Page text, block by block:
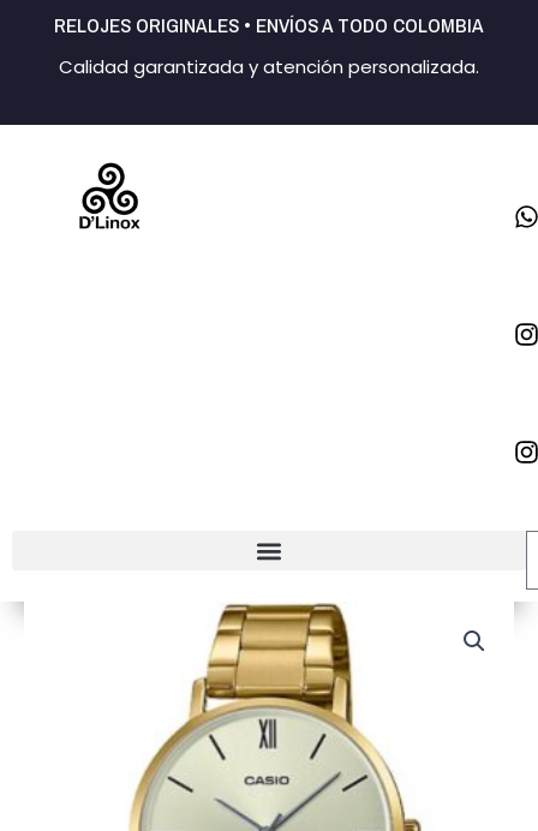
contenido
RELOJES ORIGINALES • ENVÍOS A TODO COLOMBIA
Calidad garantizada y atención personalizada.